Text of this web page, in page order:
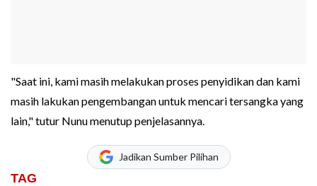
"Saat ini, kami masih melakukan proses penyidikan dan kami
masih lakukan pengembangan untuk mencari tersangka yang
lain," tutur Nunu menutup penjelasannya.
Jadikan Sumber Pilihan
TAG